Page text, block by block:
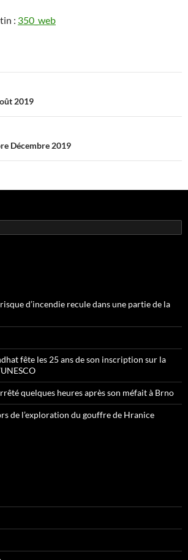
: 350_web
2019
Décembre 2019
d’incendie recule dans une partie de la
fête les 25 ans de son inscription sur la
quelques heures après son méfait à Brno
de l’exploration du gouffre de Hranice